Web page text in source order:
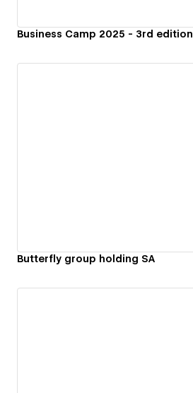
Business Camp 2025 - 3rd edition
Butterfly group holding SA